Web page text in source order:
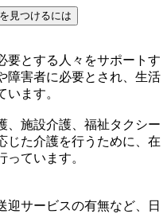
見つけるには
要とする人々をサポートす
障害者に必要とされ、生活
ます。
、施設介護、福祉タクシー
じた介護を行うために、在
ています。
迎サービスの有無など、日